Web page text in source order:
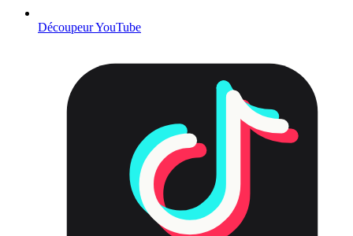
Découpeur YouTube